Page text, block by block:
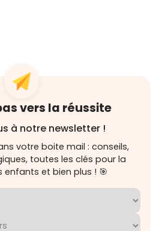
vers la réussite
à notre newsletter !
votre boite mail : conseils,
toutes les clés pour la
enfants et bien plus ! 🎯